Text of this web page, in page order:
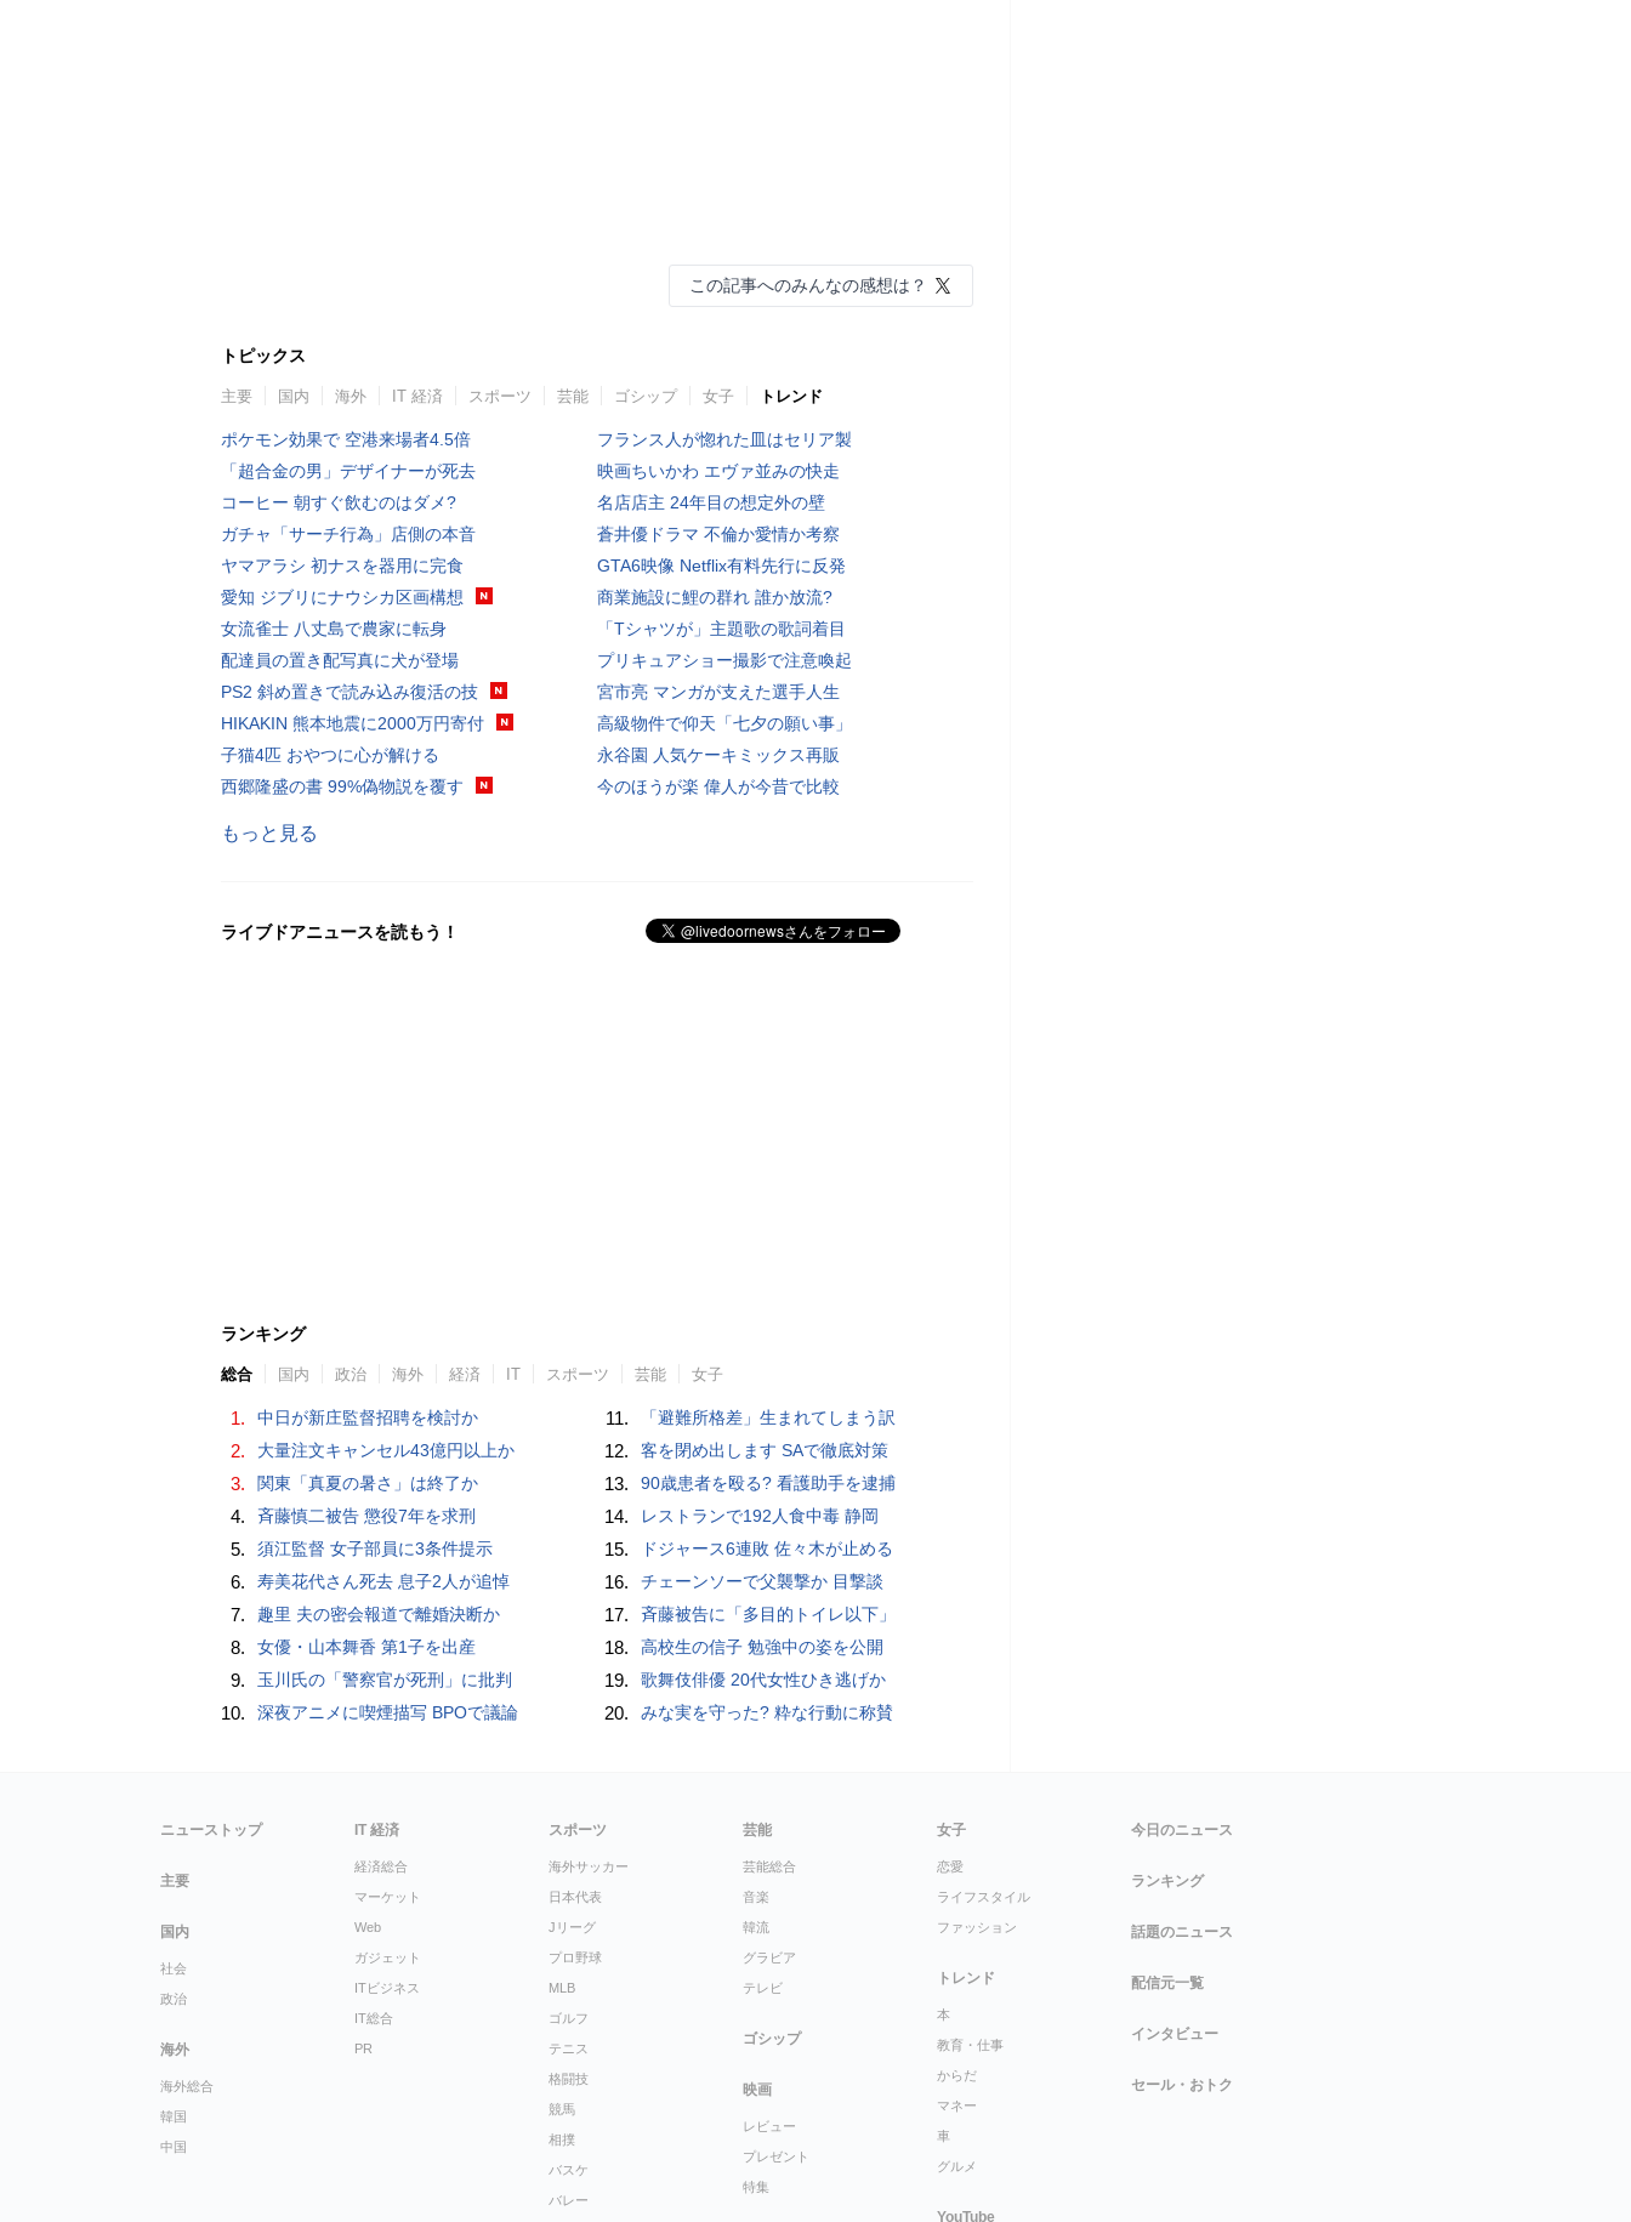
この記事へのみんなの感想は？
トピックス
主要 国内 海外 IT 経済 スポーツ 芸能 ゴシップ 女子 トレンド
ポケモン効果で 空港来場者4.5倍
「超合金の男」デザイナーが死去
コーヒー 朝すぐ飲むのはダメ?
ガチャ「サーチ行為」店側の本音
ヤマアラシ 初ナスを器用に完食
愛知 ジブリにナウシカ区画構想
女流雀士 八丈島で農家に転身
配達員の置き配写真に犬が登場
PS2 斜め置きで読み込み復活の技
HIKAKIN 熊本地震に2000万円寄付
子猫4匹 おやつに心が解ける
西郷隆盛の書 99%偽物説を覆す
フランス人が惚れた皿はセリア製
映画ちいかわ エヴァ並みの快走
名店店主 24年目の想定外の壁
蒼井優ドラマ 不倫か愛情か考察
GTA6映像 Netflix有料先行に反発
商業施設に鯉の群れ 誰か放流?
「Tシャツが」主題歌の歌詞着目
プリキュアショー撮影で注意喚起
宮市亮 マンガが支えた選手人生
高級物件で仰天「七夕の願い事」
永谷園 人気ケーキミックス再販
今のほうが楽 偉人が今昔で比較
もっと見る
ライブドアニュースを読もう！
ランキング
総合 国内 政治 海外 経済 IT スポーツ 芸能 女子
1. 中日が新庄監督招聘を検討か
2. 大量注文キャンセル43億円以上か
3. 関東「真夏の暑さ」は終了か
4. 斉藤慎二被告 懲役7年を求刑
5. 須江監督 女子部員に3条件提示
6. 寿美花代さん死去 息子2人が追悼
7. 趣里 夫の密会報道で離婚決断か
8. 女優・山本舞香 第1子を出産
9. 玉川氏の「警察官が死刑」に批判
10. 深夜アニメに喫煙描写 BPOで議論
11. 「避難所格差」生まれてしまう訳
12. 客を閉め出します SAで徹底対策
13. 90歳患者を殴る? 看護助手を逮捕
14. レストランで192人食中毒 静岡
15. ドジャース6連敗 佐々木が止める
16. チェーンソーで父襲撃か 目撃談
17. 斉藤被告に「多目的トイレ以下」
18. 高校生の信子 勉強中の姿を公開
19. 歌舞伎俳優 20代女性ひき逃げか
20. みな実を守った? 粋な行動に称賛
ニューストップ
主要
国内
社会
政治
海外
海外総合
韓国
中国
IT 経済
経済総合
マーケット
Web
ガジェット
ITビジネス
IT総合
PR
スポーツ
海外サッカー
日本代表
Jリーグ
プロ野球
MLB
ゴルフ
テニス
格闘技
競馬
相撲
バスケ
バレー
芸能
芸能総合
音楽
韓流
グラビア
テレビ
ゴシップ
映画
レビュー
プレゼント
特集
女子
恋愛
ライフスタイル
ファッション
トレンド
本
教育・仕事
からだ
マネー
車
グルメ
YouTube
今日のニュース
ランキング
話題のニュース
配信元一覧
インタビュー
セール・おトク